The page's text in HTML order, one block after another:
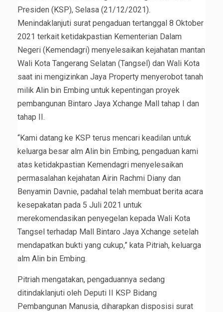
Presiden (KSP), Selasa (21/12/2021).
Menindaklanjuti surat pengaduan tertanggal 8 Oktober
2021 terkait ketidakpastian Kementerian Dalam
Negeri (Kemendagri) menyelesaikan kejahatan mantan
Wali Kota Tangerang Selatan (Tangsel) dan Wali Kota
saat ini mengizinkan Jaya Property menyerobot tanah
milik Alin bin Embing untuk kepentingan proyek
pembangunan Bintaro Jaya Xchange Mall tahap I dan
tahap II.
“Kami datang ke KSP terus mencari keadilan untuk
keluarga besar alm Alin bin Embing, pengaduan kami
atas ketidakpastian Kemendagri menyelesaikan
permasalahan kejahatan Airin Rachmi Diany dan
Benyamin Davnie, padahal telah membuat berita acara
kesepakatan pada 5 Juli 2021 untuk
merekomendasikan penyegelan kepada Wali Kota
Tangsel terhadap Mall Bintaro Jaya Xchange setelah
mendapatkan bukti yang cukup,” kata Pitriah, keluarga
alm Alin bin Embing.
Pitriah mengatakan, pengaduannya sedang
ditindaklanjuti oleh Deputi II KSP Bidang
Pembangunan Manusia, diharapkan disposisi surat